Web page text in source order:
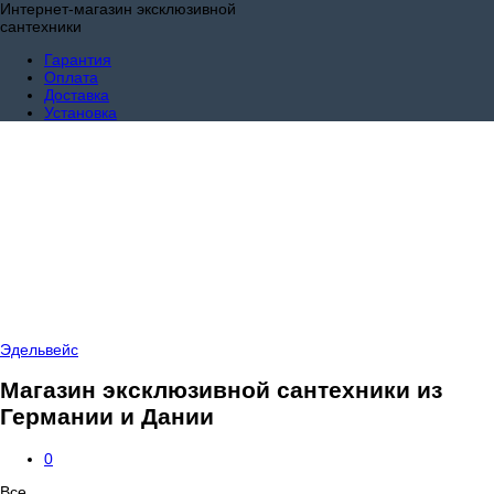
Интернет-магазин эксклюзивной
сантехники
Гарантия
Оплата
Доставка
Установка
Эдельвейс
Магазин эксклюзивной сантехники из
Германии и Дании
0